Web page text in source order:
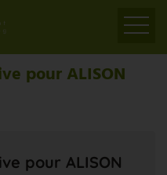
ACCUEIL
PARTENAIRES
pour ALISON
pour ALISON